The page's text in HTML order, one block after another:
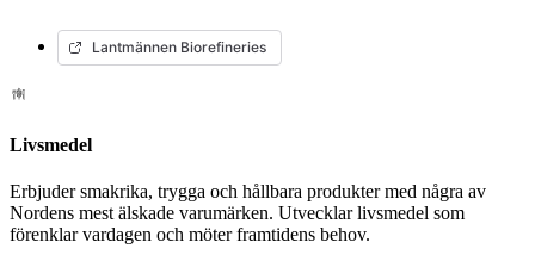
Lantmännen Biorefineries
Livsmedel
Erbjuder smakrika, trygga och hållbara produkter med några av
Nordens mest älskade varumärken. Utvecklar livsmedel som
förenklar vardagen och möter framtidens behov.